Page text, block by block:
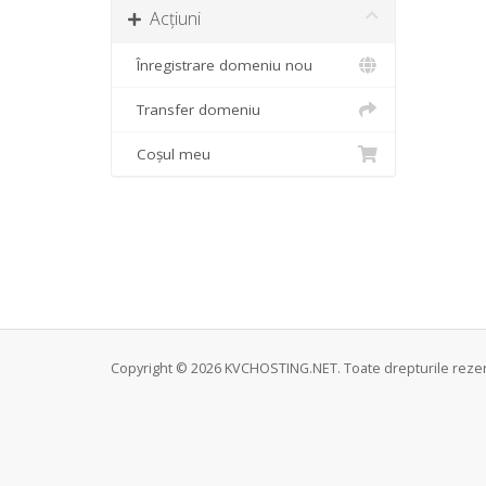
Acțiuni
Înregistrare domeniu nou
Transfer domeniu
Coșul meu
Copyright © 2026 KVCHOSTING.NET. Toate drepturile